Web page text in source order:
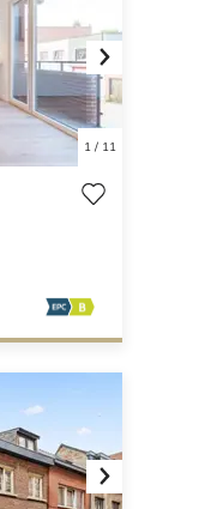
Next
1/ 11
Next